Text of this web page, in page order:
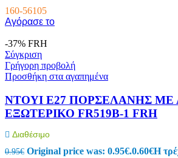
160-56105
Αγόρασε το
-37% FRH
Σύγκριση
Γρήγορη προβολή
Προσθήκη στα αγαπημένα
ΝΤΟΥΙ E27 ΠΟΡΣΕΛΑΝΗΣ
ΕΞΩΤΕΡΙΚΟ FR519B-1 FRH
Διαθέσιμο
0.95€ Original price was: 0.95€.0.60€Η